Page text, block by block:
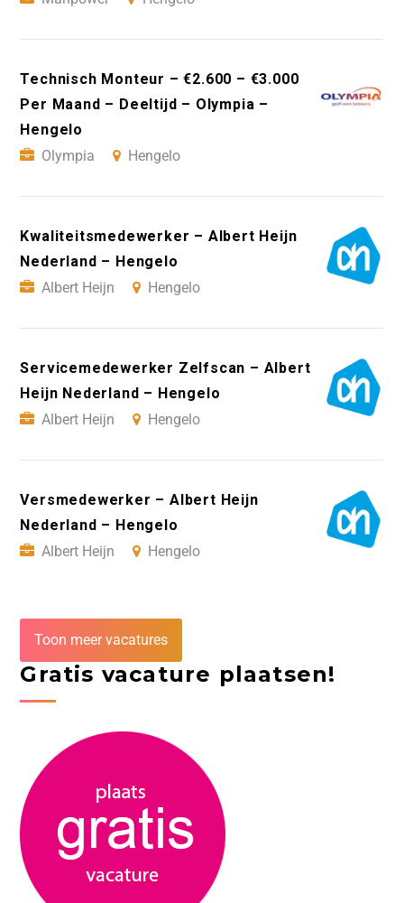
Technisch Monteur – €2.600 – €3.000
Per Maand – Deeltijd – Olympia –
Hengelo
Olympia
Hengelo
Kwaliteitsmedewerker – Albert Heijn
Nederland – Hengelo
Albert Heijn
Hengelo
Servicemedewerker Zelfscan – Albert
Heijn Nederland – Hengelo
Albert Heijn
Hengelo
Versmedewerker – Albert Heijn
Nederland – Hengelo
Albert Heijn
Hengelo
Toon meer vacatures
Gratis vacature plaatsen!